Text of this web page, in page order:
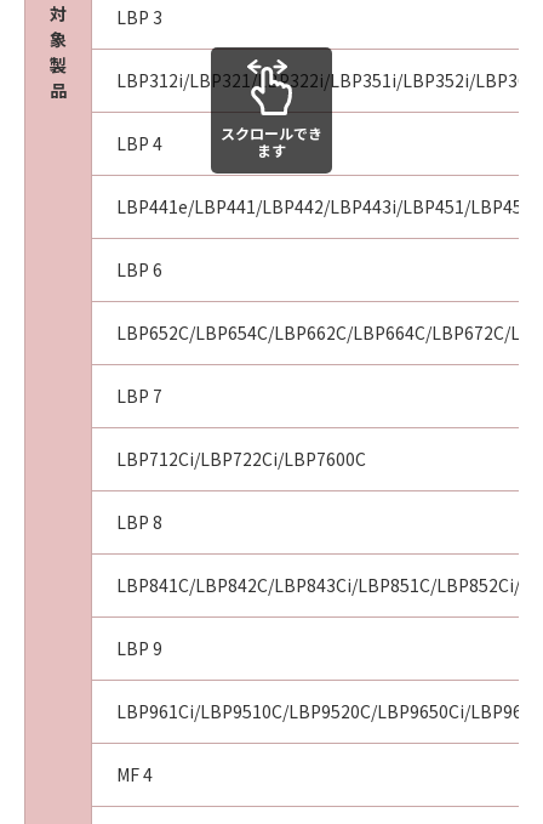
対
象
製
品
LBP 3
LBP312i/LBP321/LBP322i/LBP351i/LBP352i/
LBP 4
LBP441e/LBP441/LBP442/LBP443i/LBP451/
LBP 6
LBP652C/LBP654C/LBP662C/LBP664C/LBP672C/
LBP 7
LBP712Ci/LBP722Ci/LBP7600C
LBP 8
LBP841C/LBP842C/LBP843Ci/LBP851C/LBP852Ci/
LBP 9
LBP961Ci/LBP9510C/LBP9520C/LBP9650Ci/
MF 4
スクロールでき
ます